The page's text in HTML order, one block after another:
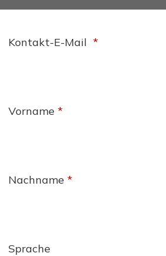
Kontakt-E-Mail *
Vorname *
Nachname *
Sprache